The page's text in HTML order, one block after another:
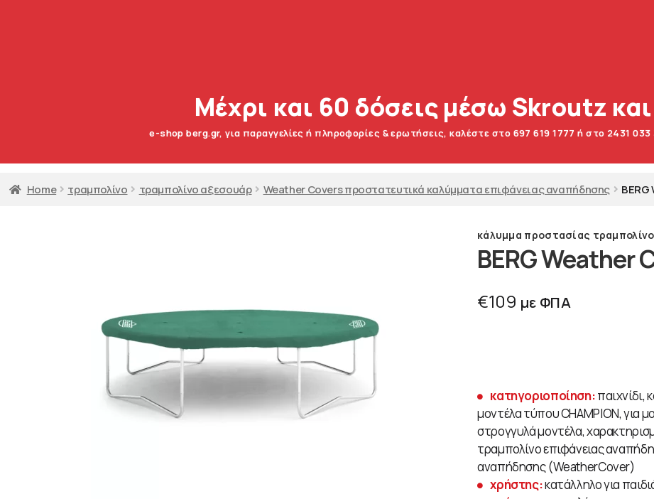
Μέχρι και 60 δόσεις μέσω Skroutz
e-shop berg.gr, για παραγγελίες ή πληροφορίες & ερωτήσεις, καλέστε στο 697 619 1777 ή στο 2431
Home τραμπολίνο τραμπολίνο αξεσουάρ Weather Covers προστατευτικά καλύμματα επιφάνειας αναπήδησης
κάλυμμα προστασίας τραμπολίνο
BERG Weather
€109 με ΦΠΑ
κατηγοριοποίηση:παιχνίδι,
μοντέλα τύπου CHAMPION, για
στρογγυλά μοντέλα,
τραμπολίνο επιφάνειας
αναπήδησης (WeatherCover)
χρήστης:κατάλληλο για